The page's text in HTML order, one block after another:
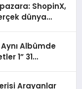
ShopinX,
dünya
Aynı Albümde
1” 31
Arayanlar